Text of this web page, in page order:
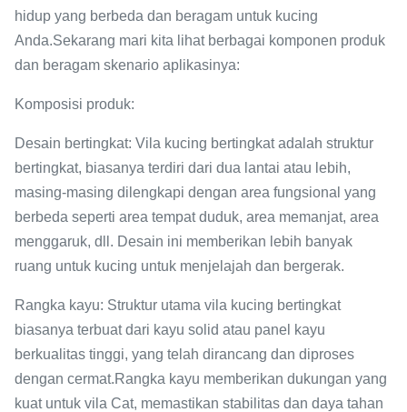
hidup yang berbeda dan beragam untuk kucing
Anda.Sekarang mari kita lihat berbagai komponen produk
dan beragam skenario aplikasinya:
Komposisi produk:
Desain bertingkat: Vila kucing bertingkat adalah struktur
bertingkat, biasanya terdiri dari dua lantai atau lebih,
masing-masing dilengkapi dengan area fungsional yang
berbeda seperti area tempat duduk, area memanjat, area
menggaruk, dll. Desain ini memberikan lebih banyak
ruang untuk kucing untuk menjelajah dan bergerak.
Rangka kayu: Struktur utama vila kucing bertingkat
biasanya terbuat dari kayu solid atau panel kayu
berkualitas tinggi, yang telah dirancang dan diproses
dengan cermat.Rangka kayu memberikan dukungan yang
kuat untuk vila Cat, memastikan stabilitas dan daya tahan